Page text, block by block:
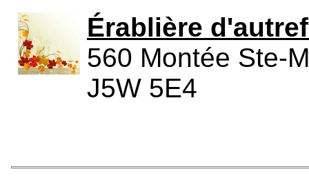
Érablière
560 Montée Ste-
J5W 5E4